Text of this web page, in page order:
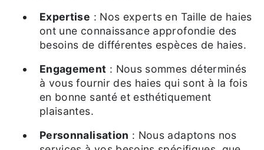
Expertise : Nos experts en Taille de haies
ont une connaissance approfondie des
besoins de différentes espèces de haies.
Engagement : Nous sommes déterminés
à vous fournir des haies qui sont à la fois
en bonne santé et esthétiquement
plaisantes.
Personnalisation : Nous adaptons nos